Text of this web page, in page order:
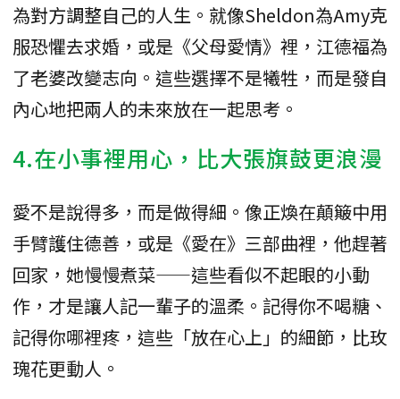
為對方調整自己的人生。就像Sheldon為Amy克
服恐懼去求婚，或是《父母愛情》裡，江德福為
了老婆改變志向。這些選擇不是犧牲，而是發自
內心地把兩人的未來放在一起思考。
4.在小事裡用心，比大張旗鼓更浪漫
愛不是說得多，而是做得細。像正煥在顛簸中用
手臂護住德善，或是《愛在》三部曲裡，他趕著
回家，她慢慢煮菜——這些看似不起眼的小動
作，才是讓人記一輩子的溫柔。記得你不喝糖、
記得你哪裡疼，這些「放在心上」的細節，比玫
瑰花更動人。